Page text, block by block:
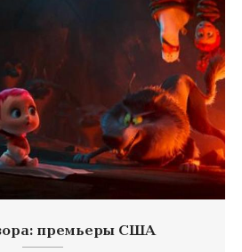
премьеры США